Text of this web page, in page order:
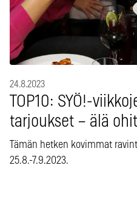
24.8.2023
TOP10: SYÖ!-
tarjoukset – älä
Tämän hetken kovimmat
25.8.-7.9.2023.